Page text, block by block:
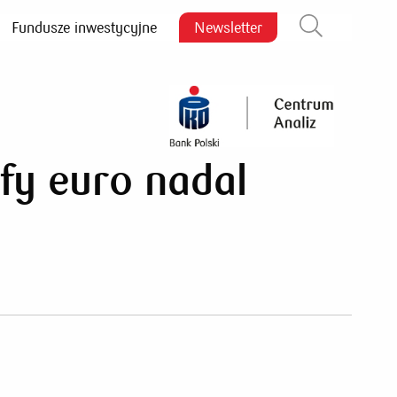
Fundusze inwestycyjne Newsletter
euro nadal